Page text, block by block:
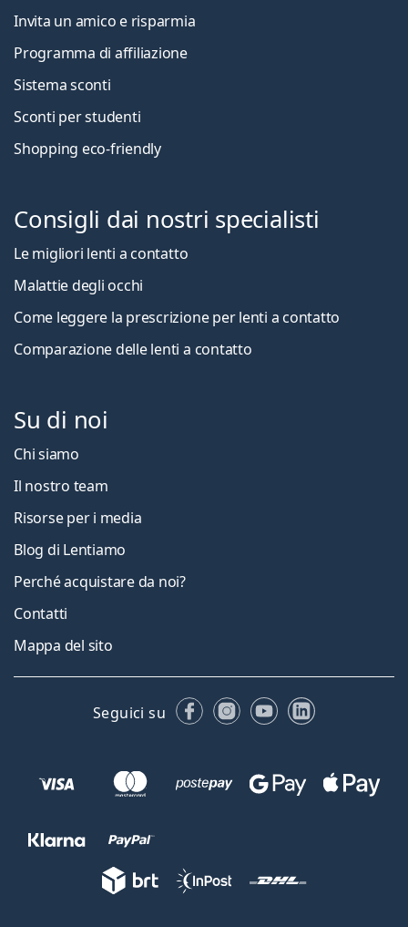
Invita un amico e risparmia
Programma di affiliazione
Sistema sconti
Sconti per studenti
Shopping eco-friendly
Consigli dai nostri specialisti
Le migliori lenti a contatto
Malattie degli occhi
Come leggere la prescrizione per lenti a contatto
Comparazione delle lenti a contatto
Su di noi
Chi siamo
Il nostro team
Risorse per i media
Blog di Lentiamo
Perché acquistare da noi?
Contatti
Mappa del sito
Seguici su FacebookInstagram
YouTubeLinkedIn